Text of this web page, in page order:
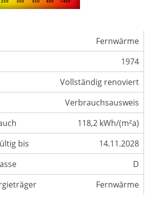
Fernwärme
1974
Vollständig renoviert
Verbrauchsausweis
118,2 kWh/(m²a)
bis
14.11.2028
D
Fernwärme